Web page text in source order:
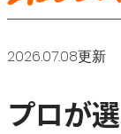
2026.07.08更新
プロが